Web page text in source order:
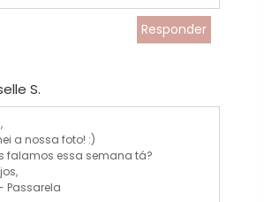
Responder
S.
a nossa foto! :)
falamos essa semana tá?
Passarela